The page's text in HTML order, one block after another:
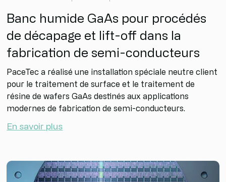
Banc humide GaAs pour procédés
de décapage et lift-off dans la
fabrication de semi-conducteurs
PaceTec a réalisé une installation spéciale neutre client
pour le traitement de surface et le traitement de
résine de wafers GaAs destinés aux applications
modernes de fabrication de semi-conducteurs.
En savoir plus